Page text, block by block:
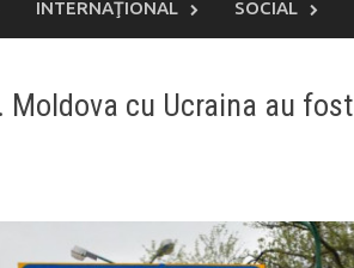
INTERNAŢIONAL SOCIAL
Moldova cu Ucraina au fost